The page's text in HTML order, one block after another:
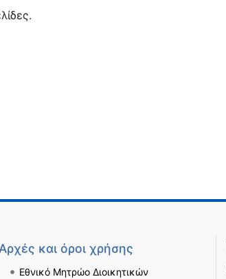
και όροι χρήσης
Εθνικό Μητρώο Διοικητικών